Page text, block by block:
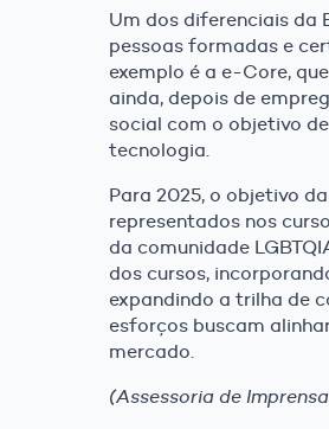
Um dos diferenciais da
pessoas formadas e
exemplo é a e-Core,
ainda, depois de
social com o objetivo
tecnologia.
Para 2025, o objetivo
representados nos
da comunidade
dos cursos,
expandindo a trilha de
esforços buscam
mercado.
(Assessoria de